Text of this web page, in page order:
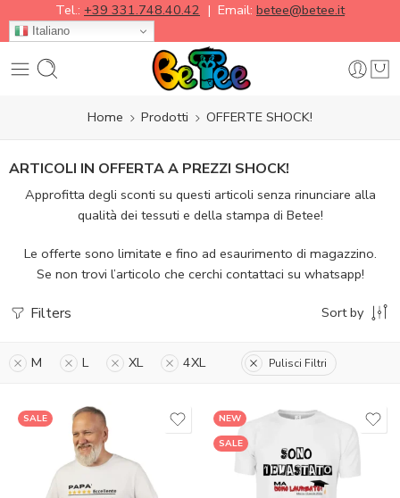
Tel.: +39 331.748.40.42 | Email: betee@betee.it
Italiano
Home Prodotti OFFERTE SHOCK!
ARTICOLI IN OFFERTA A PREZZI SHOCK!
Approfitta degli sconti su questi articoli senza rinunciare alla
qualità dei tessuti e della stampa di Betee!
Le offerte sono limitate e fino ad esaurimento di magazzino.
Se non trovi l’articolo che cerchi contattaci su whatsapp!
Filters Sort by
M L XL 4XL Pulisci Filtri
SALE
NEW
SALE